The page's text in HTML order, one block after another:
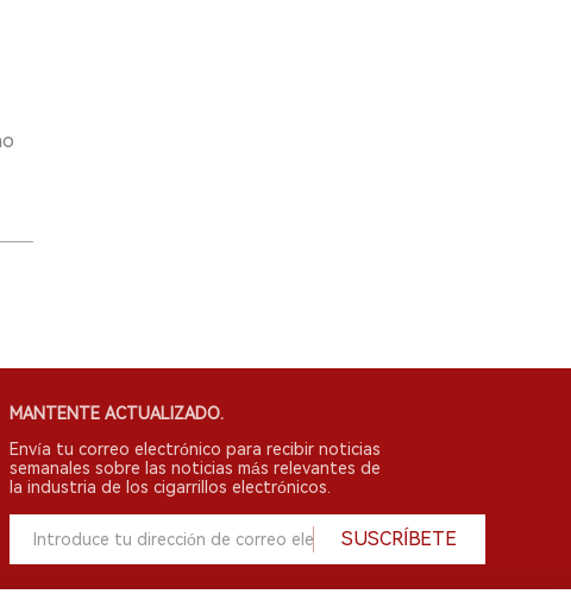
MANTENTE ACTUALIZADO.
Envía tu correo electrónico para recibir noticias
semanales sobre las noticias más relevantes de
la industria de los cigarrillos electrónicos.
SUSCRÍBETE